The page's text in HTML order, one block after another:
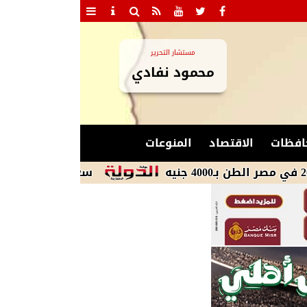
مستشار التحرير
محمود نفادي
الاقتصاد
المنوعات
سعر الذهب عيار 14 اليوم الأحد 9 أغسطس يصل إلى 4077 جنيهًا